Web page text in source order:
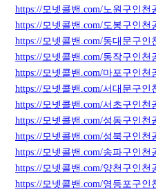
https://모넷콜밴.com/노원구인천
https://모넷콜밴.com/도봉구인천
https://모넷콜밴.com/동대문구인
https://모넷콜밴.com/동작구인천
https://모넷콜밴.com/마포구인천
https://모넷콜밴.com/서대문구인
https://모넷콜밴.com/서초구인천
https://모넷콜밴.com/성동구인천
https://모넷콜밴.com/성북구인천
https://모넷콜밴.com/송파구인천
https://모넷콜밴.com/양천구인천
https://모넷콜밴.com/영등포구인